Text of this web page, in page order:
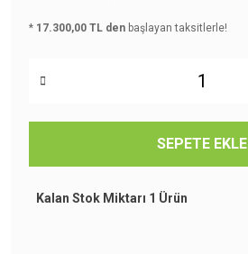
* 17.300,00 TL den başlayan taksitlerle!
SEPETE EKLE
Kalan Stok Miktarı 1 Ürün